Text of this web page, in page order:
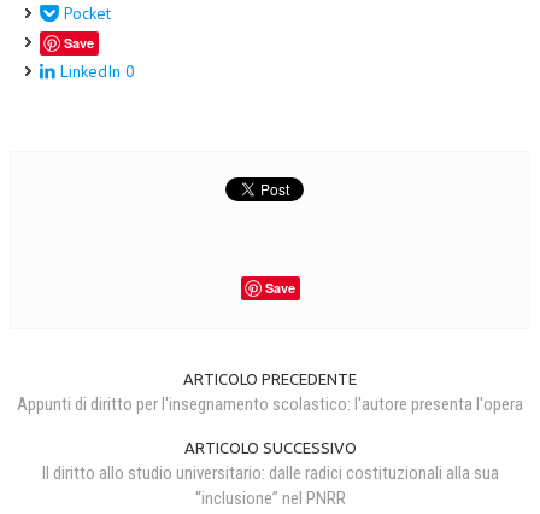
Pocket
Save
LinkedIn 0
Save
ARTICOLO PRECEDENTE
Appunti di diritto per l'insegnamento scolastico: l'autore presenta l'opera
ARTICOLO SUCCESSIVO
Il diritto allo studio universitario: dalle radici costituzionali alla sua
“inclusione” nel PNRR